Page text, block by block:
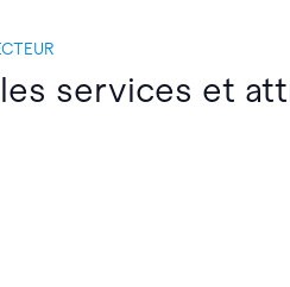
services et